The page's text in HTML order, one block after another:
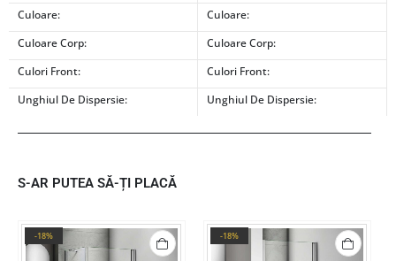
Culoare:
Culoare:
Culoare Corp:
Culoare Corp:
Culori Front:
Culori Front:
Unghiul De Dispersie:
Unghiul De Dispersie:
S-AR PUTEA SĂ-ȚI PLACĂ
-18% -18%